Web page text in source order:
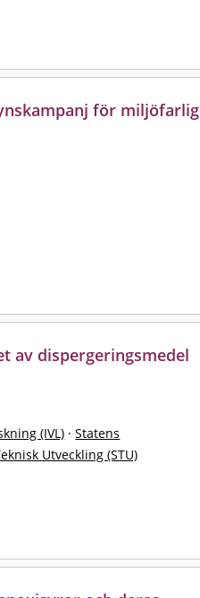
för miljöfarlig
av dispergeringsmedel
(IVL) · Statens
Utveckling (STU)